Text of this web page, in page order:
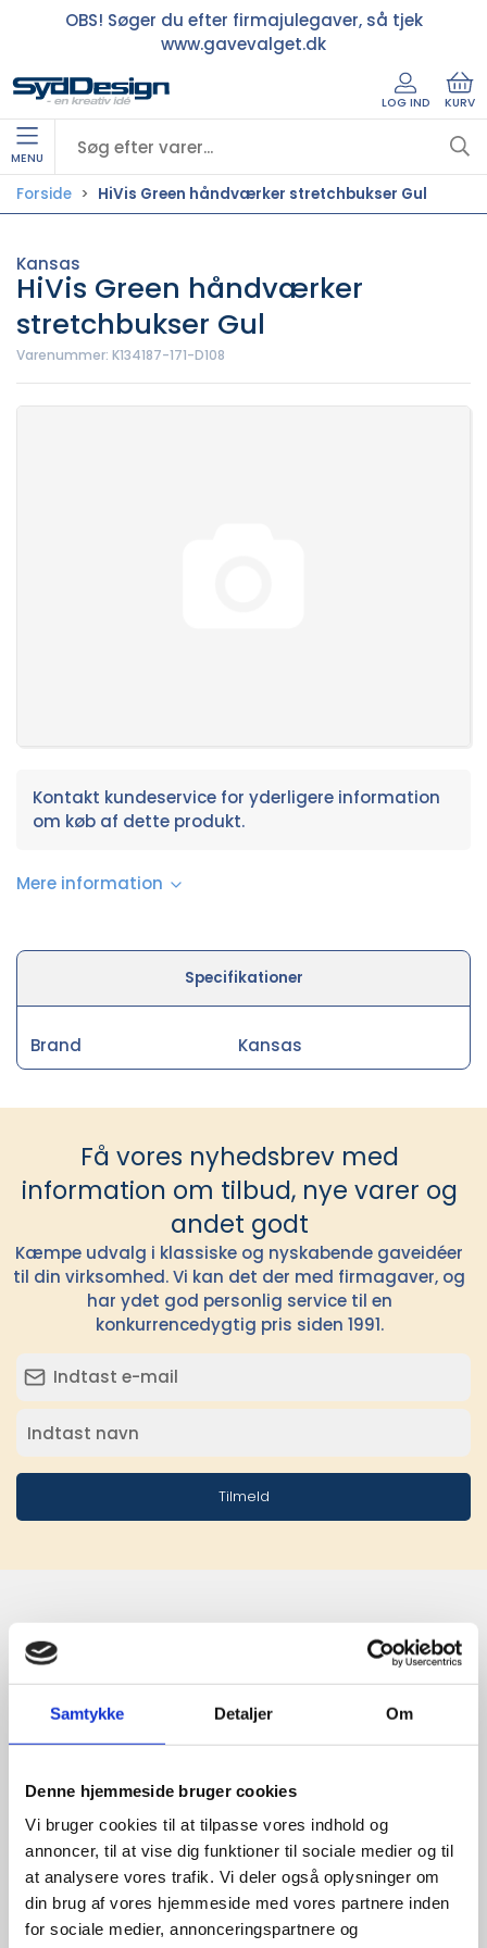
Samtykke Detaljer Om
Denne hjemmeside bruger cookies
Vi bruger cookies til at tilpasse vores indhold og
annoncer, til at vise dig funktioner til sociale medier og til
at analysere vores trafik. Vi deler også oplysninger om
din brug af vores hjemmeside med vores partnere inden
for sociale medier, annonceringspartnere og
OBS! Søger du efter firmajulegaver, så tjek
www.gavevalget.dk
LOG IND KURV
MENU
Forside HiVis Green håndværker stretchbukser Gul
Kansas
HiVis Green håndværker
stretchbukser Gul
Varenummer: K134187-171-D108
Kontakt kundeservice for yderligere information
om køb af dette produkt.
Mere information
Specifikationer
Brand Kansas
Få vores nyhedsbrev med
information om tilbud, nye varer og
andet godt
Kæmpe udvalg i klassiske og nyskabende gaveidéer
til din virksomhed. Vi kan det der med firmagaver, og
har ydet god personlig service til en
konkurrencedygtig pris siden 1991.
Tilmeld
leverandører
giver større
udvalg
For at sikre høj kvalitet og stor
leveringssikkerhed samarbejder vi
med de største og mest
anerkendte leverandører inden for